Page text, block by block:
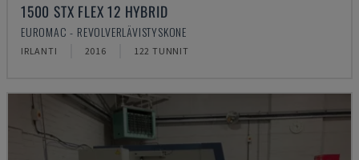
1500 STX FLEX 12 HYBRID
EUROMAC - REVOLVERLÄVISTYSKONE
IRLANTI 2016 122 TUNNIT